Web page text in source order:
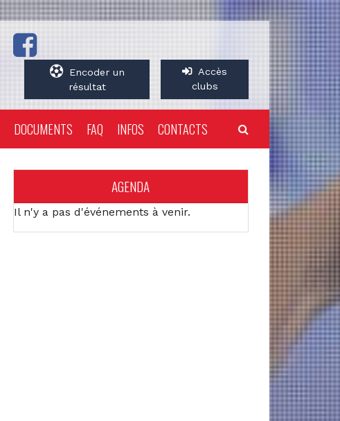
Encoder un
résultat
Accès
clubs
DOCUMENTS FAQ INFOS CONTACTS
AGENDA
Il n'y a pas d'événements à venir.